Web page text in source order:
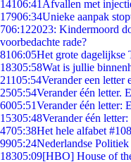
14106:41 Afvallen met
17906:34Unieke aanpak
706:122023: Kindermoord
voorbedachte rade?
8106:05Het grote dagelijkse
18305:58Wat is jullie
21105:54Verander een letter
2505:54Verander één letter.
6005:51Verander één letter:
15305:48Verander één
4705:38Het hele alfabet
9905:24Nederlandse
18305:09[HBO] House of